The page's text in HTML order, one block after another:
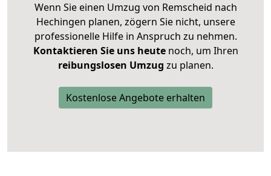
Wenn Sie einen Umzug von Remscheid nach
Hechingen planen, zögern Sie nicht, unsere
professionelle Hilfe in Anspruch zu nehmen.
Kontaktieren Sie uns heutenoch, um Ihren
reibungslosen Umzug zu planen.
Kostenlose Angebote erhalten